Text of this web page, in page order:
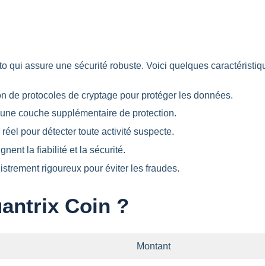
qui assure une sécurité robuste. Voici quelques
de protocoles de cryptage pour protéger les données.
couche supplémentaire de protection.
pour détecter toute activité suspecte.
la fiabilité et la sécurité.
rigoureux pour éviter les fraudes.
Coin ?
Montant